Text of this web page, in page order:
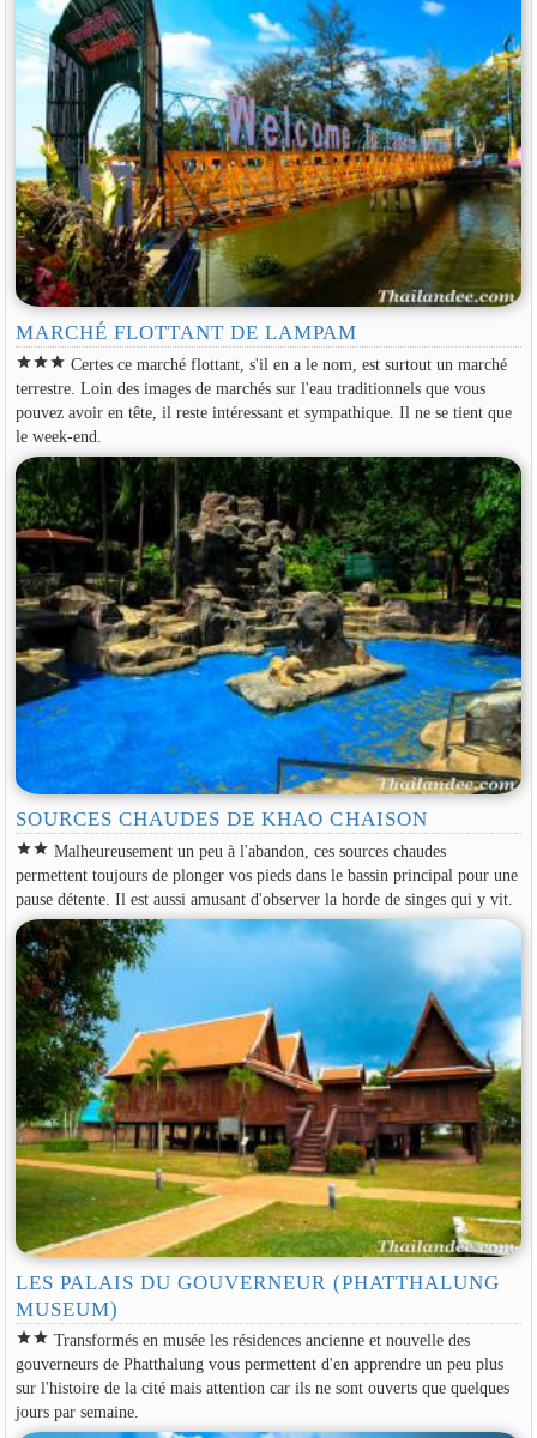
MARCHÉ FLOTTANT DE LAMPAM
starstarstar Certes ce marché flottant, s'il en a le nom, est surtout un marché
terrestre. Loin des images de marchés sur l'eau traditionnels que vous
pouvez avoir en tête, il reste intéressant et sympathique. Il ne se tient que
le week-end.
SOURCES CHAUDES DE KHAO CHAISON
starstar Malheureusement un peu à l'abandon, ces sources chaudes
permettent toujours de plonger vos pieds dans le bassin principal pour une
pause détente. Il est aussi amusant d'observer la horde de singes qui y vit.
LES PALAIS DU GOUVERNEUR (PHATTHALUNG
MUSEUM)
starstar Transformés en musée les résidences ancienne et nouvelle des
gouverneurs de Phatthalung vous permettent d'en apprendre un peu plus
sur l'histoire de la cité mais attention car ils ne sont ouverts que quelques
jours par semaine.